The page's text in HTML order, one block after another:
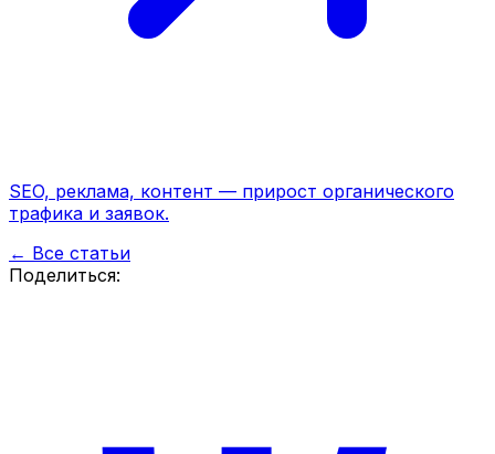
SEO, реклама, контент — прирост органического
трафика и заявок.
← Все статьи
Поделиться: